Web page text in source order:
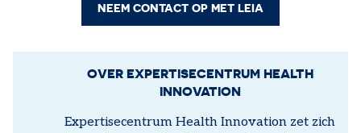
NEEM CONTACT OP MET LEIA
OVER EXPERTISECENTRUM HEALTH
INNOVATION
Expertisecentrum Health Innovation zet zich